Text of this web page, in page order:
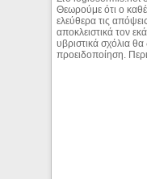
Θεωρούμε ότι ο
ελεύθερα τις
αποκλειστικά τον
υβριστικά σχόλια
προειδοποίηση.